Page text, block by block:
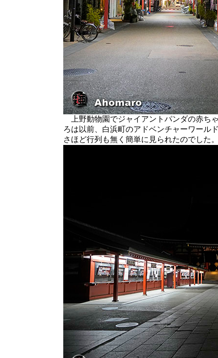
上野動物園でジャイアントパンダの赤ち
ろは以前、白浜町のアドベンチャーワール
さほど行列も無く簡単に見られたのでした